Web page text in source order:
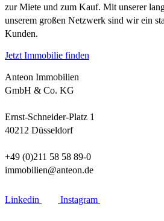
zur Miete und zum Kauf. Mit unserer
unserem großen Netzwerk sind wir ein
Kunden.
Jetzt Immobilie finden
Anteon Immobilien
GmbH & Co. KG
Ernst-Schneider-Platz 1
40212 Düsseldorf
+49 (0)211 58 58 89-0
immobilien@anteon.de
Linkedin Instagram